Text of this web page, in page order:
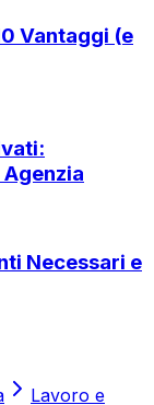
Vantaggi (e
Necessari e
Lavoro e